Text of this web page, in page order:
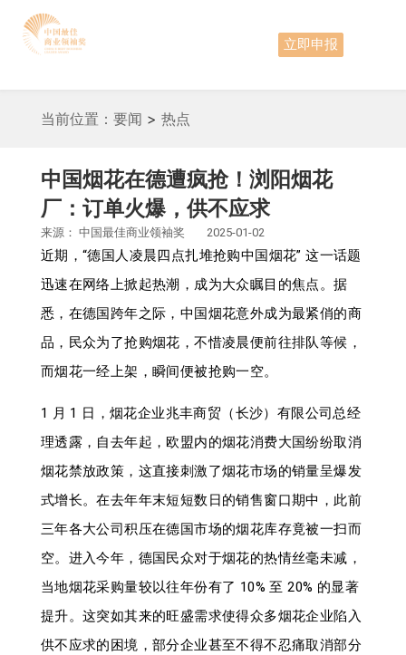
立即申报
当前位置： 要闻 > 热点
中国烟花在德遭疯抢！浏阳烟花
厂：订单火爆，供不应求
来源： 中国最佳商业领袖奖 2025-01-02
近期，“德国人凌晨四点扎堆抢购中国烟花” 这一话题
迅速在网络上掀起热潮，成为大众瞩目的焦点。据
悉，在德国跨年之际，中国烟花意外成为最紧俏的商
品，民众为了抢购烟花，不惜凌晨便前往排队等候，
而烟花一经上架，瞬间便被抢购一空。
1 月 1 日，烟花企业兆丰商贸（长沙）有限公司总经
理透露，自去年起，欧盟内的烟花消费大国纷纷取消
烟花禁放政策，这直接刺激了烟花市场的销量呈爆发
式增长。在去年年末短短数日的销售窗口期中，此前
三年各大公司积压在德国市场的烟花库存竟被一扫而
空。进入今年，德国民众对于烟花的热情丝毫未减，
当地烟花采购量较以往年份有了 10% 至 20% 的显著
提升。这突如其来的旺盛需求使得众多烟花企业陷入
供不应求的困境，部分企业甚至不得不忍痛取消部分